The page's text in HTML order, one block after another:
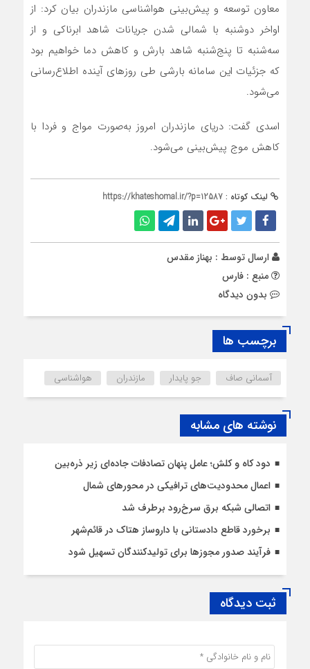
معاون توسعه و پیش‌بینی هواشناسی مازندران بیان کرد: از
اواخر دوشنبه با شمالی شدن جریانات شاهد ابرناکی و از
سه‌شنبه تا پنج‌شنبه شاهد بارش و کاهش دما خواهیم بود
که جزئیات این سامانه بارشی طی روزهای آینده اطلاع‌رسانی
می‌شود.
اسدی گفت: دریای مازندران امروز به‌صورت مواج و فردا با
کاهش موج پیش‌بینی می‌شود.
لینک کوتاه : https://khateshomal.ir/?p=12587
ارسال توسط : بهناز مقدس
منبع : فارس
بدون دیدگاه
برچسب ها
آسمانی صاف جو پایدار مازندران هواشناسی
نوشته های مشابه
دود کاه و کلش؛ عامل پنهان تصادفات جاده‌ای زیر ذره‌بین
اعمال محدودیت‌‌های ترافیکی در محورهای شمال
اتصالی شبکه برق سرخ‌رود برطرف شد
برخورد قاطع دادستانی با داروساز هتاک در قائم‌شهر
فرآیند صدور مجوزها برای تولیدکنندگان تسهیل شود
ثبت دیدگاه